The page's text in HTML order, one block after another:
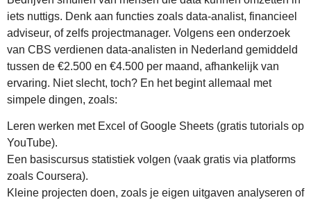
iets nuttigs. Denk aan functies zoals data-analist, financieel
adviseur, of zelfs projectmanager. Volgens een onderzoek
van CBS verdienen data-analisten in Nederland gemiddeld
tussen de €2.500 en €4.500 per maand, afhankelijk van
ervaring. Niet slecht, toch? En het begint allemaal met
simpele dingen, zoals:
Leren werken met Excel of Google Sheets (gratis tutorials op
YouTube).
Een basiscursus statistiek volgen (vaak gratis via platforms
zoals Coursera).
Kleine projecten doen, zoals je eigen uitgaven analyseren of